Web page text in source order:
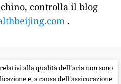
controlla il blog
.
alla qualità dell'aria non sono
e, a causa dell'assicurazione